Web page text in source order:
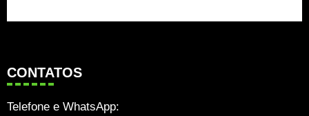
CONTATOS
Telefone e WhatsApp: